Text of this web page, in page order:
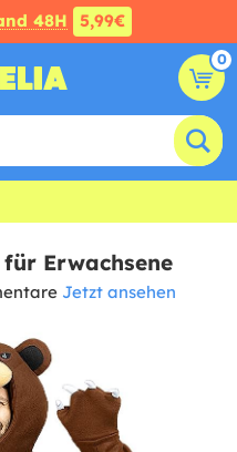
48H 5,99€
0
Erwachsene
Jetzt ansehen